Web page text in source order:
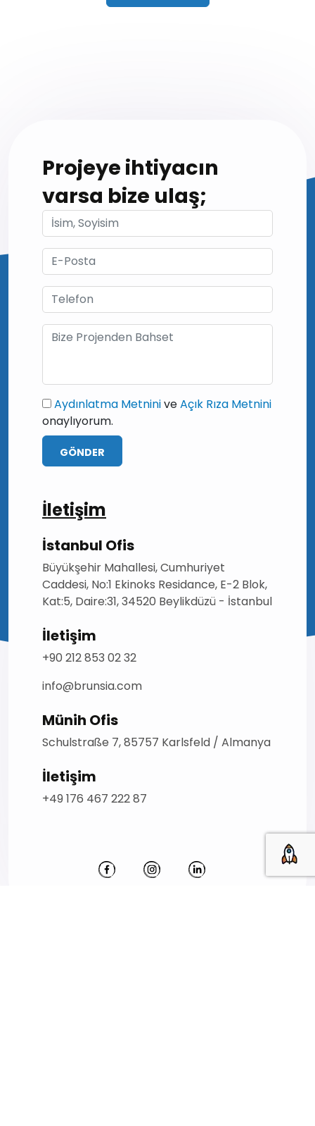
Projeye ihtiyacın
varsa bize ulaş;
Aydınlatma MetniniveAçık Rıza Metnini
onaylıyorum.
GÖNDER
İletişim
İstanbul Ofis
Büyükşehir Mahallesi, Cumhuriyet
Caddesi, No:1 Ekinoks Residance, E-2 Blok,
Kat:5, Daire:31, 34520 Beylikdüzü - İstanbul
İletişim
+90 212 853 02 32
info@brunsia.com
Münih Ofis
Schulstraße 7, 85757 Karlsfeld / Almanya
İletişim
+49 176 467 222 87